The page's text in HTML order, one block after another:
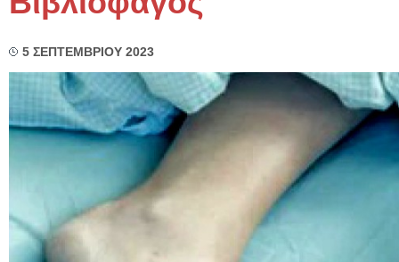
5 ΣΕΠΤΕΜΒΡΙΟΥ 2023